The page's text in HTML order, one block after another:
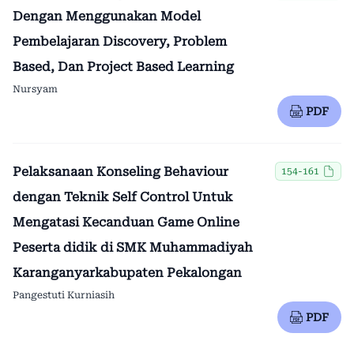
Dengan Menggunakan Model
Pembelajaran Discovery, Problem
Based, Dan Project Based Learning
Nursyam
PDF
Pelaksanaan Konseling Behaviour
dengan Teknik Self Control Untuk
Mengatasi Kecanduan Game Online
Peserta didik di SMK Muhammadiyah
Karanganyarkabupaten Pekalongan
154-161
Pangestuti Kurniasih
PDF